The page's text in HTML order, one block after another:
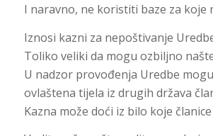
I naravno, ne koristiti baze za koje
Iznosi kazni za nepoštivanje
Toliko veliki da mogu ozbiljno
U nadzor provođenja Uredbe
ovlaštena tijela iz drugih država
Kazna može doći iz bilo koje članice